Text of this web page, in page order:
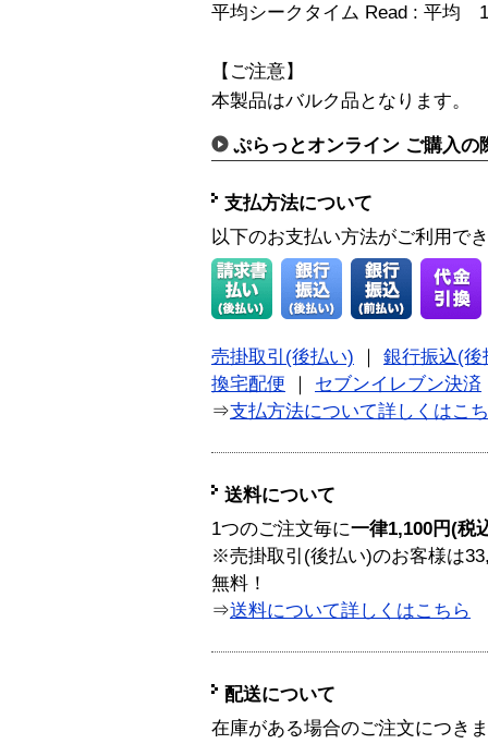
平均シークタイム Read : 平均
【ご注意】
本製品はバルク品となります。
ぷらっとオンライン ご購入の
支払方法について
以下のお支払い方法がご利用で
売掛取引(後払い)
銀行振込(後
換宅配便
セブンイレブン決済
⇒支払方法について詳しくはこ
送料について
1つのご注文毎に一律1,100円(税
※売掛取引(後払い)のお客様は
無料！
⇒送料について詳しくはこちら
配送について
在庫がある場合のご注文につき